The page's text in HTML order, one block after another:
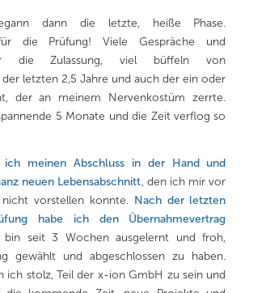
dann die letzte, heiße Phase.
die Prüfung! Viele Gespräche und
die Zulassung, viel büffeln von
letzten 2,5 Jahre und auch der ein oder
der an meinem Nervenkostüm zerrte.
5 Monate und die Zeit verflog so
ich meinen Abschluss in der Hand und
neuen Lebensabschnitt, den ich mir vor
vorstellen konnte. Nach der letzten
habe ich den Übernahmevertrag
bin seit 3 Wochen ausgelernt und froh,
gewählt und abgeschlossen zu haben.
ich stolz, Teil der x-ion GmbH zu sein und